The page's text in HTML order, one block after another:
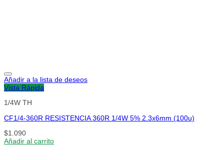
Añadir a la lista de deseos
Vista Rápida
1/4W TH
CF1/4-360R RESISTENCIA 360R 1/4W 5% 2.3x6mm (100u)
$1.090
Añadir al carrito